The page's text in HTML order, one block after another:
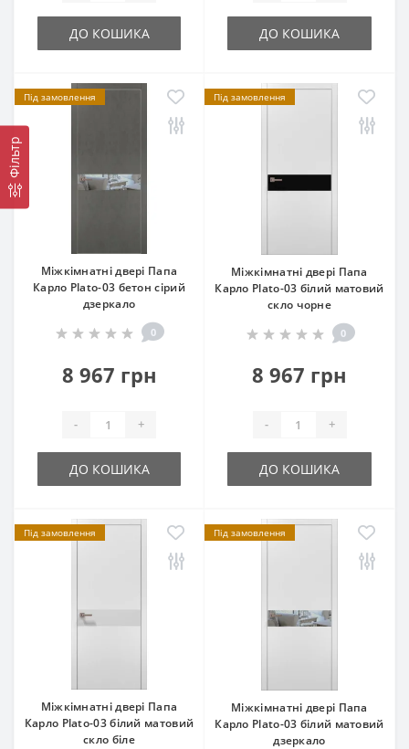
Фільтр
ДО КОШИКА ДО КОШИКА
Під замовлення
Міжкімнатні двері Папа
Карло Plato-03 бетон сірий
дзеркало
0
8 967 грн
- +
ДО КОШИКА
Під замовлення
Міжкімнатні двері Папа
Карло Plato-03 білий матовий
скло чорне
0
8 967 грн
- +
ДО КОШИКА
Під замовлення
Міжкімнатні двері Папа
Карло Plato-03 білий матовий
скло біле
Під замовлення
Міжкімнатні двері Папа
Карло Plato-03 білий матовий
дзеркало